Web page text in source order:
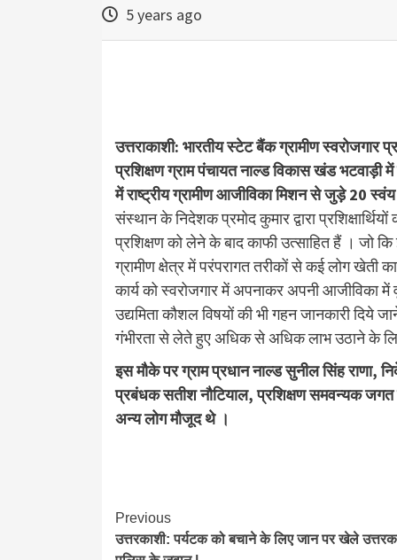
5 years ago
उत्तराकाशी: भारतीय स्टेट बैंक ग्रामीण स्वरोजगार
प्रशिक्षण ग्राम पंचायत नाल्ड विकास खंड
में राष्ट्रीय ग्रामीण आजीविका मिशन से जुड़े 20
संस्थान के निदेशक प्रमोद कुमार द्वारा
प्रशिक्षण को लेने के बाद काफी उत्साहित हैं । जो
ग्रामीण क्षेत्र में परंपरागत तरीकों से कई लोग
कार्य को स्वरोजगार में अपनाकर अपनी आजीविका में
उद्यमिता कौशल विषयों की भी गहन जानकारी दिये
गंभीरता से लेते हुए अधिक से अधिक लाभ उठाने के
इस मौके पर ग्राम प्रधान नाल्ड सुनील सिंह
प्रबंधक सतीश नौटियाल, प्रशिक्षण समवन्यक जगत
अन्य लोग मौजूद थे ।
Continue
Reading
Previous
उत्तरकाशी: पर्यटक को बचाने के लिए जान पर खेले